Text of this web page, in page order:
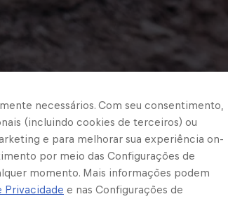
necessários. Com seu consentimento,
(incluindo cookies de terceiros) ou
e para melhorar sua experiência on-
por meio das Configurações de
momento. Mais informações podem
Privacidade e nas Configurações de